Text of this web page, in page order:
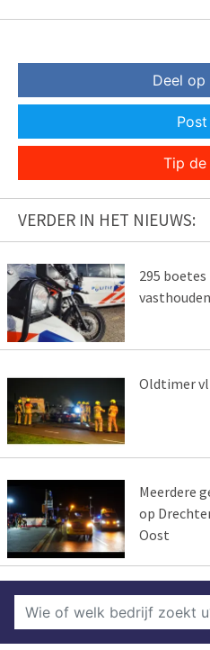
Deel op
Tip
VERDER IN HET NIEUWS:
295
Oldtimer
Meerdere
op
Oost